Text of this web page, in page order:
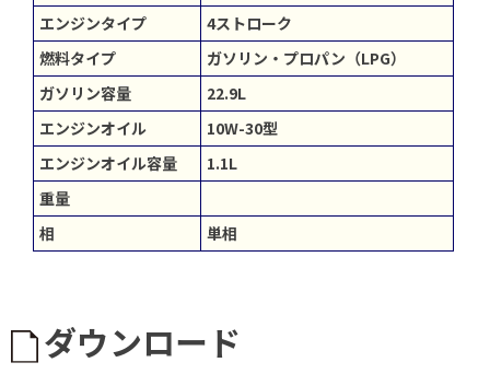
エンジンタイプ
4ストローク
燃料タイプ
ガソリン・プロパン（LPG）
ガソリン容量
22.9L
エンジンオイル
10W-30型
エンジンオイル容量
1.1L
重量
相
単相
ダウンロード